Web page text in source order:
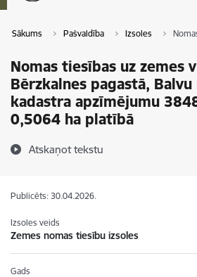
Sākums Pašvaldība Izsoles
Nomas tiesības uz zemes
Bērzkalnes pagastā, Balvu
kadastra apzīmējumu
0,5064 ha platībā
Atskaņot tekstu
Publicēts: 30.04.2026.
Izsoles veids
Zemes nomas tiesību izsoles
Gads